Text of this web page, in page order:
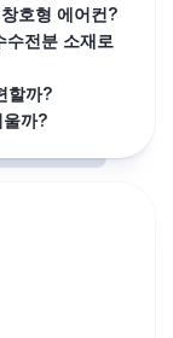
호형 에어컨?
수전분 소재로
할까?
까?